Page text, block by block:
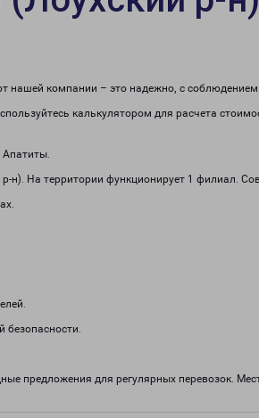
нашей компании – это надежно, с
калькулятором для расчета
Апатиты.
н). На территории функционирует 1 филиал.
безопасности.
предложения для регулярных перевозок.